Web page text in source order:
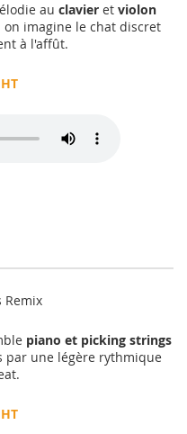
au clavier et violon
imagine le chat discret
à l'affût.
Remix
piano et picking strings
par une légère rythmique